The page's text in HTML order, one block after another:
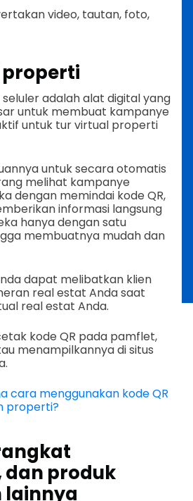
video, tautan, foto,
seluler adalah alat digital yang
untuk membuat kampanye
untuk tur virtual properti
untuk secara otomatis
melihat kampanye
dengan memindai kode QR,
informasi langsung
hanya dengan satu
membuatnya mudah dan
dapat melibatkan klien
real estat Anda saat
real estat Anda.
kode QR pada pamflet,
menampilkannya di situs
cara menggunakan kode QR
properti?
produk
lainnya